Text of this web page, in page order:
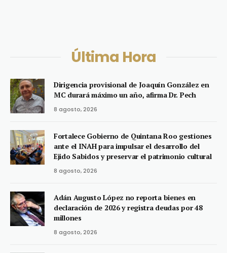
Última Hora
Dirigencia provisional de Joaquín González en
MC durará máximo un año, afirma Dr. Pech
8 agosto, 2026
Fortalece Gobierno de Quintana Roo gestiones
ante el INAH para impulsar el desarrollo del
Ejido Sabidos y preservar el patrimonio cultural
8 agosto, 2026
Adán Augusto López no reporta bienes en
declaración de 2026 y registra deudas por 48
millones
8 agosto, 2026